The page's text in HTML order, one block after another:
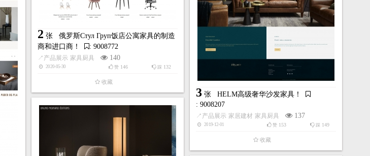
2 张 俄罗斯Стул Груп饭店公寓家具的制造
商和进口商！
: 9008772
↗ 产品展示 家具厨具 140
2020-05-30 踩 132
赞 146
收藏
3 张 HELM高级奢华沙发家具！
: 9008207
↗ 产品展示 家居建材 家具厨具 137
2019-12-01 踩 149
赞 153
收藏